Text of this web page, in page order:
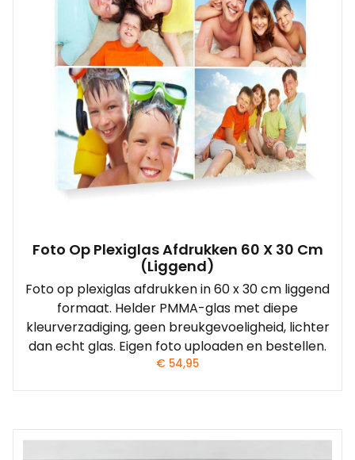
Foto Op Plexiglas Afdrukken 60 X 30 Cm
(liggend)
Foto op plexiglas afdrukken in 60 x 30 cm liggend
formaat. Helder PMMA-glas met diepe
kleurverzadiging, geen breukgevoeligheid, lichter
dan echt glas. Eigen foto uploaden en bestellen.
€ 54,95